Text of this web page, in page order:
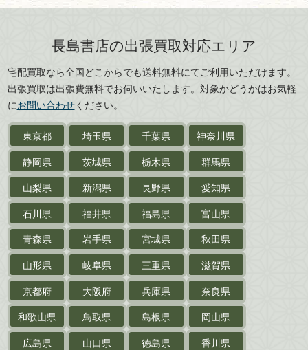
版画・リトグラフ・
刀剣・鎧・甲冑
武道書・武術書
近代文学・
サイン色紙
作家草稿・原稿・肉筆物
探偵小説・推理小説
乗物
鉄道・
電車・バス
戦前・戦中の紙物・資料
絵葉書
支那・満洲・朝鮮・
台湾関係古資料
島根県
岡山県
徳島県
香川県
愛媛県
長島書店の出張買取対応エリア
宅配買取なら全国どこからでも送料無料にてご利用いただけます。
出張買取は出張費無料でお伺いいたします。対象かどうかはお気軽
にお問い合わせください。
東京都 埼玉県 千葉県
神奈川県
静岡県
茨城県 栃木県
群馬県
山梨県
新潟県 長野県
愛知県
石川県
福井県 福島県
富山県
青森県
岩手県 宮城県
秋田県
山形県
岐阜県 三重県
滋賀県
京都府
大阪府 兵庫県
奈良県
和歌山県
鳥取県 島根県
岡山県
広島県
山口県 徳島県
香川県